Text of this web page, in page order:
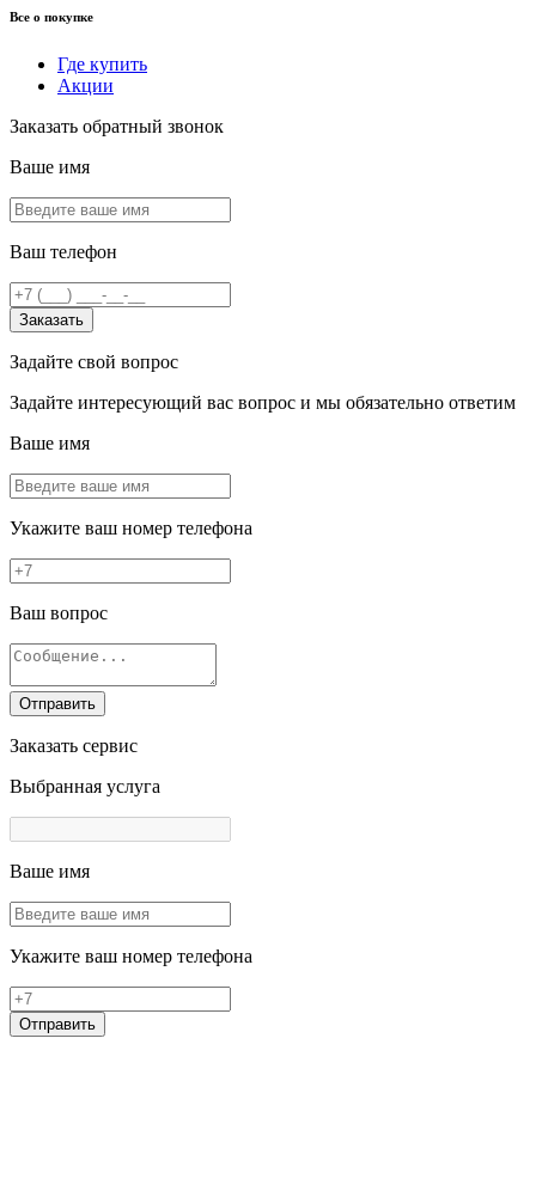
Все о покупке
Где купить
Акции
Заказать обратный звонок
Ваше имя
Ваш телефон
Заказать
Задайте свой вопрос
Задайте интересующий вас вопрос и мы обязательно ответим
Ваше имя
Укажите ваш номер телефона
Ваш вопрос
Отправить
Заказать сервис
Выбранная услуга
Ваше имя
Укажите ваш номер телефона
Отправить